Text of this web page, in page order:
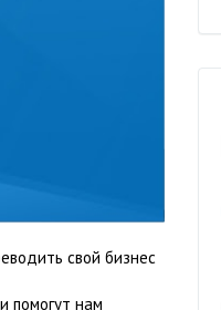
свой бизнес
помогут нам